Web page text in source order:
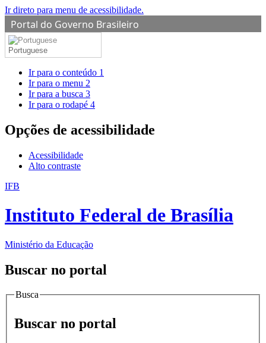
Ir direto para menu de acessibilidade.
Portal do Governo Brasileiro
Portuguese
Ir para o conteúdo 1
Ir para o menu 2
Ir para a busca 3
Ir para o rodapé 4
Opções de acessibilidade
Acessibilidade
Alto contraste
IFB
Instituto Federal de Brasília
Ministério da Educação
Buscar no portal
Busca
Buscar no portal